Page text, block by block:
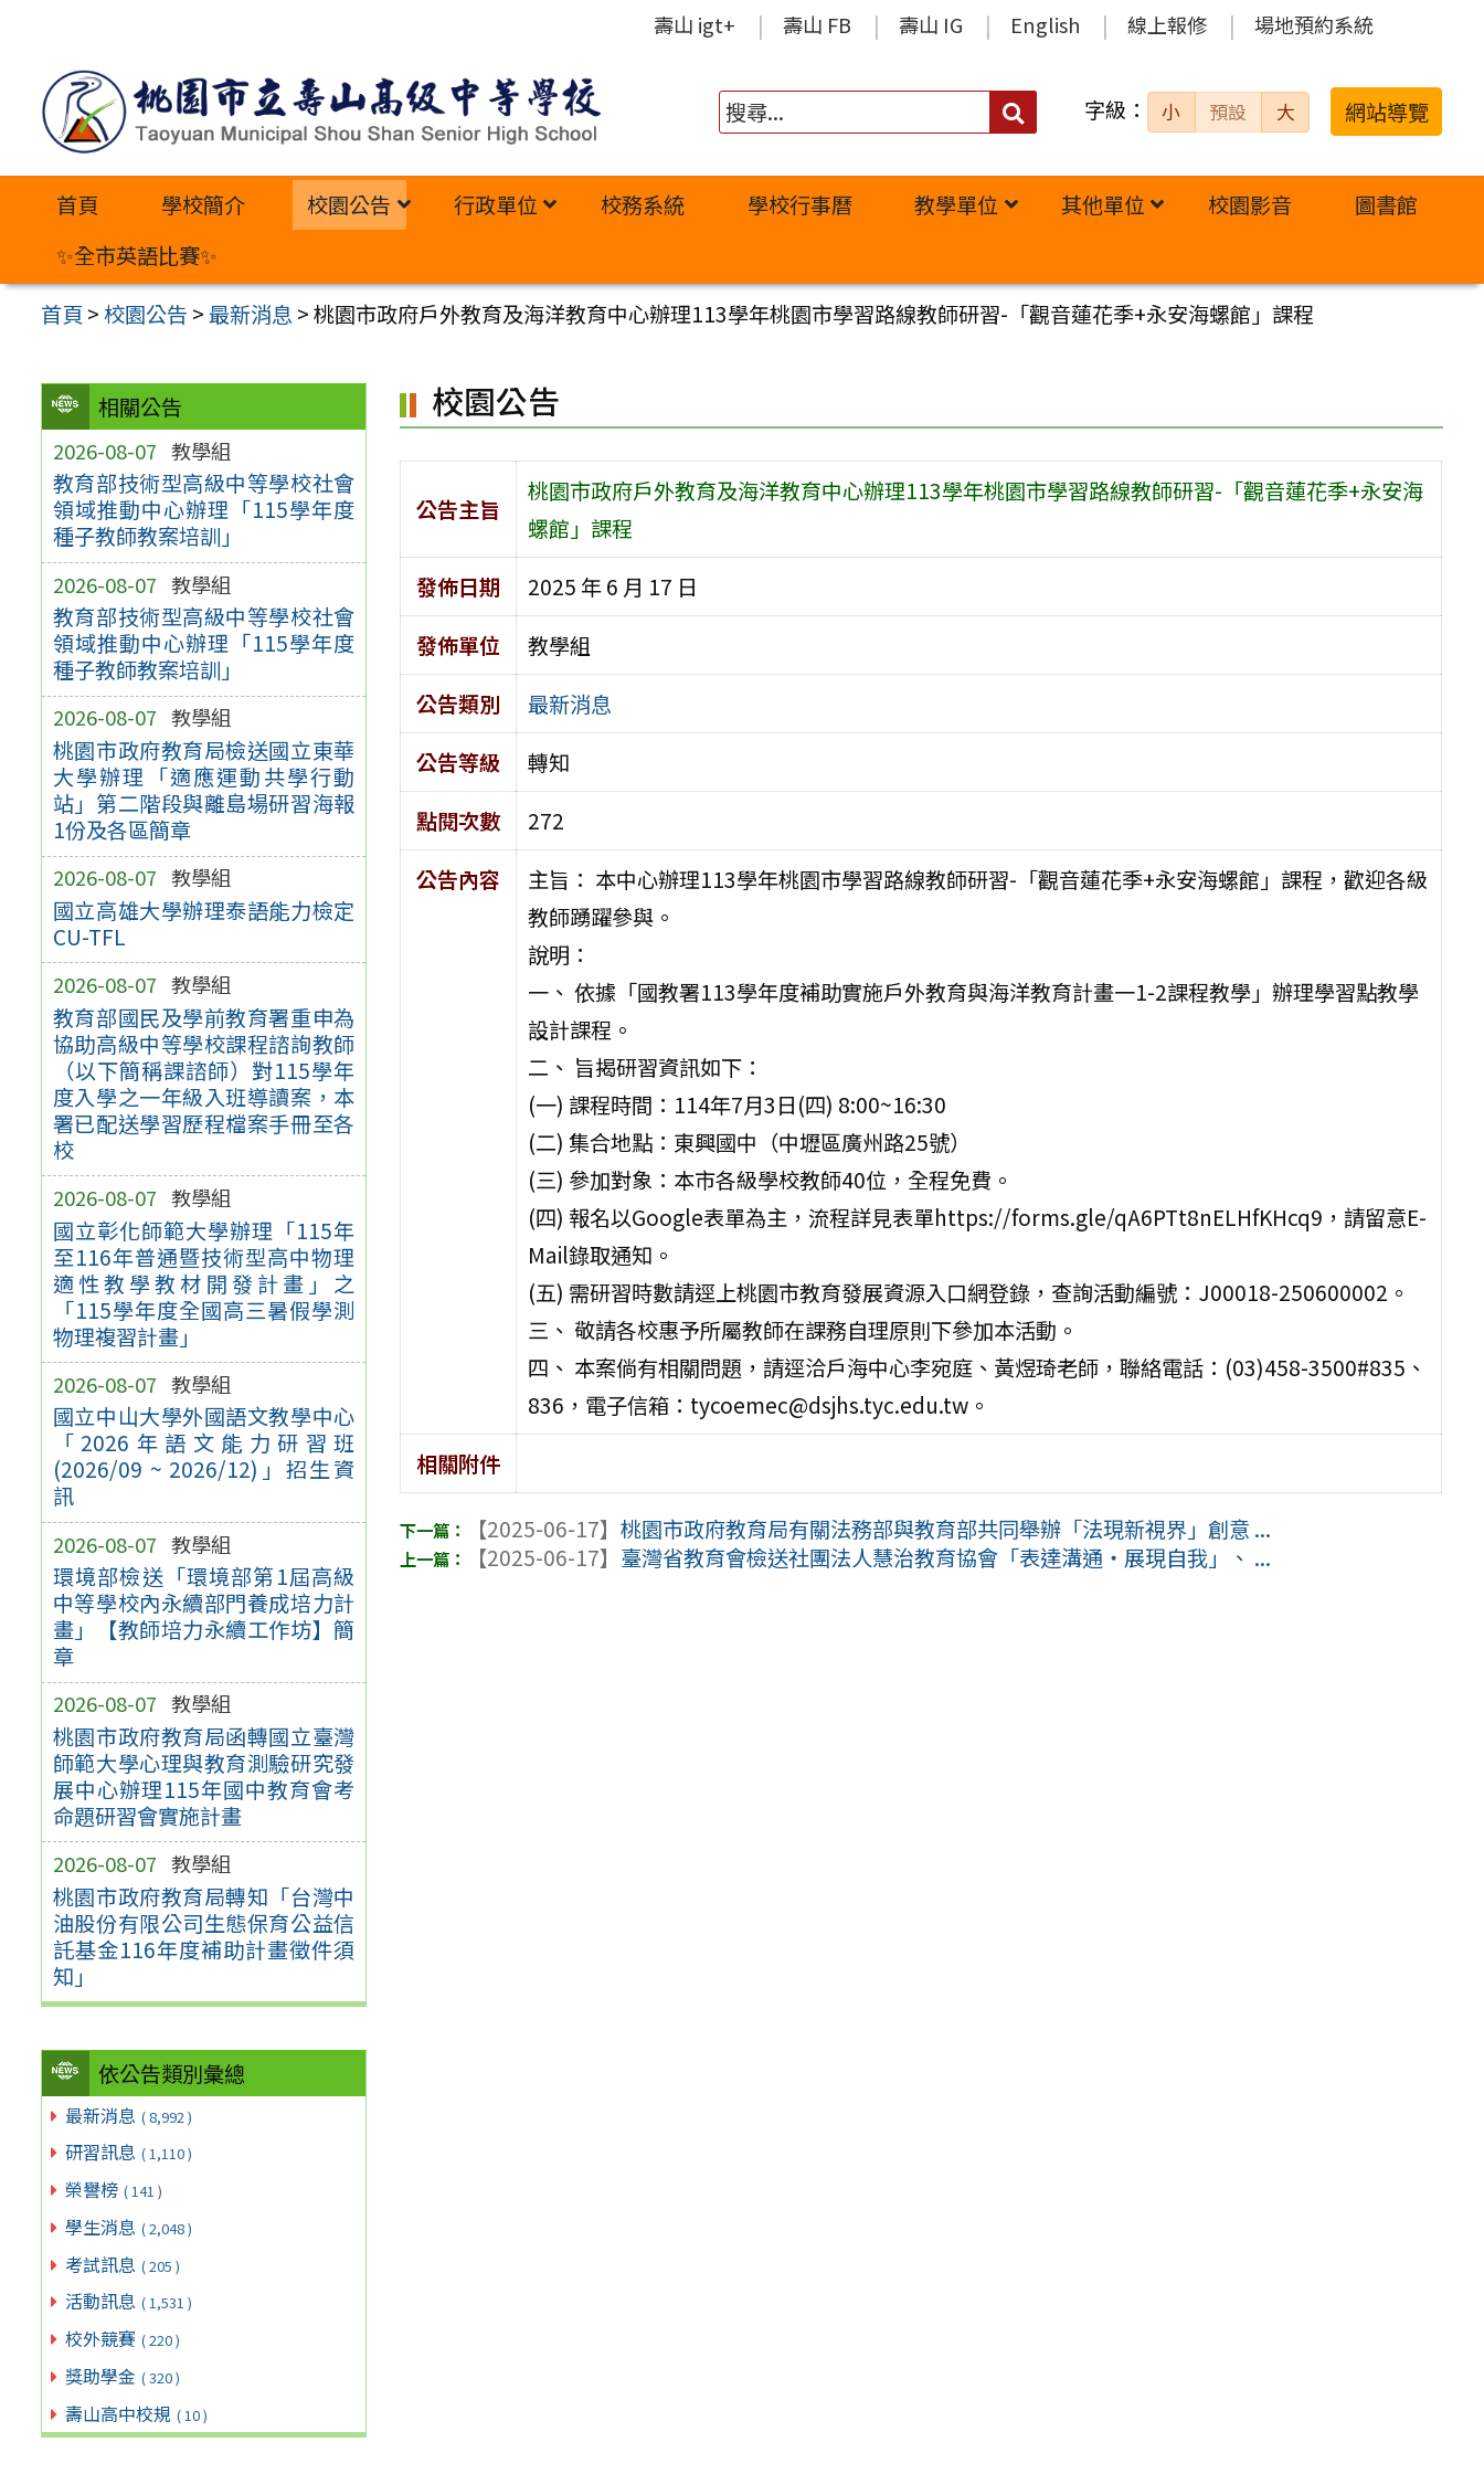
內
壽山 igt+ 壽山 FB 壽山 IG English 線上報修 場地預約系統
搜
字級： 小 預設 大 網站導覽
首頁 學校簡介 校園公告 行政單位 校務系統 學校行事曆 教學單位 其他單位 校園影音
圖書館
✨全市英語比賽✨
首頁 >校園公告 >最新消息 >桃園市政府戶外教育及海洋教育中心辦理113學年桃園市學習路線教師研習-「觀音蓮花季+永安海螺館」課程
相關公告
2026-08-07 教學組
教育部技術型高級中等學校社會
領域推動中心辦理「115學年度
種子教師教案培訓」
2026-08-07 教學組
教育部技術型高級中等學校社會
領域推動中心辦理「115學年度
種子教師教案培訓」
2026-08-07 教學組
桃園市政府教育局檢送國立東華
大學辦理「適應運動共學行動
站」第二階段與離島場研習海報
1份及各區簡章
2026-08-07 教學組
國立高雄大學辦理泰語能力檢定
CU-TFL
2026-08-07 教學組
教育部國民及學前教育署重申為
協助高級中等學校課程諮詢教師
（以下簡稱課諮師）對115學年
度入學之一年級入班導讀案，本
署已配送學習歷程檔案手冊至各
校
2026-08-07 教學組
國立彰化師範大學辦理「115年
至116年普通暨技術型高中物理
適性教學教材開發計畫」之
「115學年度全國高三暑假學測
物理複習計畫」
2026-08-07 教學組
國立中山大學外國語文教學中心
「2026年語文能力研習班
(2026/09 ~ 2026/12)」招生資
訊
2026-08-07 教學組
環境部檢送「環境部第1屆高級
中等學校內永續部門養成培力計
畫」【教師培力永續工作坊】簡
章
2026-08-07 教學組
桃園市政府教育局函轉國立臺灣
師範大學心理與教育測驗研究發
展中心辦理115年國中教育會考
命題研習會實施計畫
2026-08-07 教學組
桃園市政府教育局轉知「台灣中
油股份有限公司生態保育公益信
託基金116年度補助計畫徵件須
知」
依公告類別彙總
最新消息 ( 8,992 )
研習訊息 ( 1,110 )
榮譽榜 ( 141 )
學生消息 ( 2,048 )
考試訊息 ( 205 )
活動訊息 ( 1,531 )
校外競賽 ( 220 )
獎助學金 ( 320 )
壽山高中校規 ( 10 )
校園公告
公告主旨
桃園市政府戶外教育及海洋教育中心辦理113學年桃園市學習路線教師研習-「觀音蓮花季+永安海
螺館」課程
發佈日期
2025 年 6 月 17 日
發佈單位
教學組
公告類別
最新消息
公告等級
轉知
點閱次數
272
公告內容
主旨： 本中心辦理113學年桃園市學習路線教師研習-「觀音蓮花季+永安海螺館」課程，歡迎各級
教師踴躍參與。
說明：
一、 依據「國教署113學年度補助實施戶外教育與海洋教育計畫一1-2課程教學」辦理學習點教學
設計課程。
二、 旨揭研習資訊如下：
(一) 課程時間：114年7月3日(四) 8:00~16:30
(二) 集合地點：東興國中（中壢區廣州路25號）
(三) 參加對象：本市各級學校教師40位，全程免費。
(四) 報名以Google表單為主，流程詳見表單https://forms.gle/qA6PTt8nELHfKHcq9，請留意E-
Mail錄取通知。
(五) 需研習時數請逕上桃園市教育發展資源入口網登錄，查詢活動編號：J00018-250600002。
三、 敬請各校惠予所屬教師在課務自理原則下參加本活動。
四、 本案倘有相關問題，請逕洽戶海中心李宛庭、黃煜琦老師，聯絡電話：(03)458-3500#835、
836，電子信箱：tycoemec@dsjhs.tyc.edu.tw。
相關附件
【2025-06-17】桃園市政府教育局有關法務部與教育部共同舉辦「法現新視界」創意 ...
【2025-06-17】 臺灣省教育會檢送社團法人慧治教育協會「表達溝通・展現自我」、 ...